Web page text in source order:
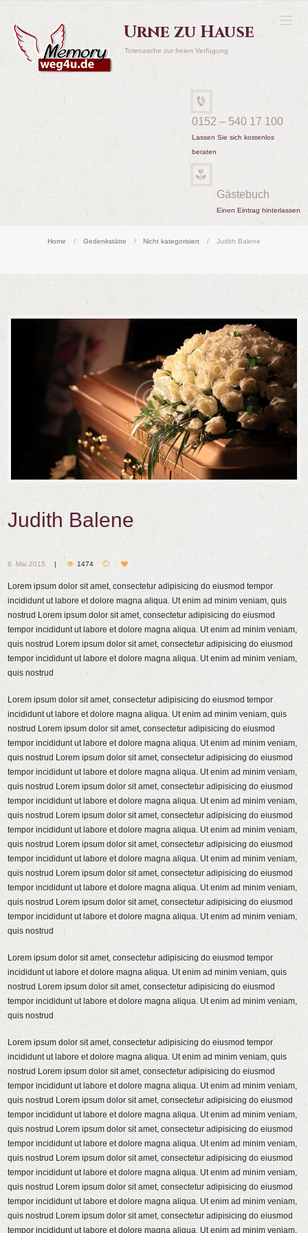
Urne zu Hause
Totenasche zur freien Verfügung
0152 – 540 17 100
Lassen Sie sich kostenlos
beraten
Gästebuch
Einen Eintrag hinterlassen
Home Gedenkstätte Nicht kategorisiert Judith Balene
Judith Balene
8. Mai 2015 1474
Lorem ipsum dolor sit amet, consectetur adipisicing do eiusmod tempor
incididunt ut labore et dolore magna aliqua. Ut enim ad minim veniam, quis
nostrud Lorem ipsum dolor sit amet, consectetur adipisicing do eiusmod
tempor incididunt ut labore et dolore magna aliqua. Ut enim ad minim veniam,
quis nostrud Lorem ipsum dolor sit amet, consectetur adipisicing do eiusmod
tempor incididunt ut labore et dolore magna aliqua. Ut enim ad minim veniam,
quis nostrud
Lorem ipsum dolor sit amet, consectetur adipisicing do eiusmod tempor
incididunt ut labore et dolore magna aliqua. Ut enim ad minim veniam, quis
nostrud Lorem ipsum dolor sit amet, consectetur adipisicing do eiusmod
tempor incididunt ut labore et dolore magna aliqua. Ut enim ad minim veniam,
quis nostrud Lorem ipsum dolor sit amet, consectetur adipisicing do eiusmod
tempor incididunt ut labore et dolore magna aliqua. Ut enim ad minim veniam,
quis nostrud Lorem ipsum dolor sit amet, consectetur adipisicing do eiusmod
tempor incididunt ut labore et dolore magna aliqua. Ut enim ad minim veniam,
quis nostrud Lorem ipsum dolor sit amet, consectetur adipisicing do eiusmod
tempor incididunt ut labore et dolore magna aliqua. Ut enim ad minim veniam,
quis nostrud Lorem ipsum dolor sit amet, consectetur adipisicing do eiusmod
tempor incididunt ut labore et dolore magna aliqua. Ut enim ad minim veniam,
quis nostrud Lorem ipsum dolor sit amet, consectetur adipisicing do eiusmod
tempor incididunt ut labore et dolore magna aliqua. Ut enim ad minim veniam,
quis nostrud Lorem ipsum dolor sit amet, consectetur adipisicing do eiusmod
tempor incididunt ut labore et dolore magna aliqua. Ut enim ad minim veniam,
quis nostrud
Lorem ipsum dolor sit amet, consectetur adipisicing do eiusmod tempor
incididunt ut labore et dolore magna aliqua. Ut enim ad minim veniam, quis
nostrud Lorem ipsum dolor sit amet, consectetur adipisicing do eiusmod
tempor incididunt ut labore et dolore magna aliqua. Ut enim ad minim veniam,
quis nostrud
Lorem ipsum dolor sit amet, consectetur adipisicing do eiusmod tempor
incididunt ut labore et dolore magna aliqua. Ut enim ad minim veniam, quis
nostrud Lorem ipsum dolor sit amet, consectetur adipisicing do eiusmod
tempor incididunt ut labore et dolore magna aliqua. Ut enim ad minim veniam,
quis nostrud Lorem ipsum dolor sit amet, consectetur adipisicing do eiusmod
tempor incididunt ut labore et dolore magna aliqua. Ut enim ad minim veniam,
quis nostrud Lorem ipsum dolor sit amet, consectetur adipisicing do eiusmod
tempor incididunt ut labore et dolore magna aliqua. Ut enim ad minim veniam,
quis nostrud Lorem ipsum dolor sit amet, consectetur adipisicing do eiusmod
tempor incididunt ut labore et dolore magna aliqua. Ut enim ad minim veniam,
quis nostrud Lorem ipsum dolor sit amet, consectetur adipisicing do eiusmod
tempor incididunt ut labore et dolore magna aliqua. Ut enim ad minim veniam,
quis nostrud Lorem ipsum dolor sit amet, consectetur adipisicing do eiusmod
tempor incididunt ut labore et dolore magna aliqua. Ut enim ad minim veniam,